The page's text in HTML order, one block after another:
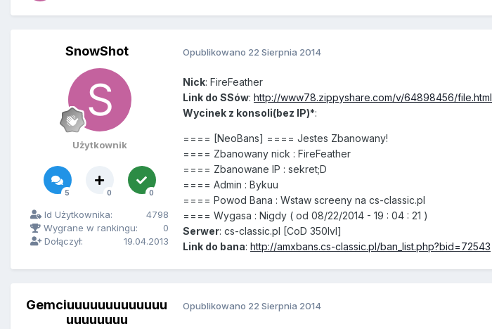
SnowShot
Użytkownik
5 0 0
Id Użytkownika:
4798
Wygrane w rankingu:
0
Dołączył:
19.04.2013
Opublikowano 22 Sierpnia 2014
Nick: FireFeather
Link do SSów: http://www78.zippyshare.com/v/64898456/file.html
Wycinek z konsoli(bez IP)*:
==== [NeoBans] ==== Jestes Zbanowany!
==== Zbanowany nick : FireFeather
==== Zbanowane IP : sekret;D
==== Admin : Bykuu
==== Powod Bana : Wstaw screeny na cs-classic.pl
==== Wygasa : Nigdy ( od 08/22/2014 - 19 : 04 : 21 )
Serwer: cs-classic.pl [CoD 350lvl]
Link do bana: http://amxbans.cs-classic.pl/ban_list.php?bid=72543
Gemciuuuuuuuuuuuuu
uuuuuuuu
Opublikowano 22 Sierpnia 2014